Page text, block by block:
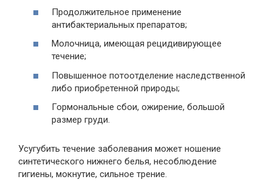
Продолжительное применение
антибактериальных препаратов;
Молочница, имеющая рецидивирующее
течение;
Повышенное потоотделение наследственной
либо приобретенной природы;
Гормональные сбои, ожирение, большой
размер груди.
Усугубить течение заболевания может ношение
синтетического нижнего белья, несоблюдение
гигиены, мокнутие, сильное трение.